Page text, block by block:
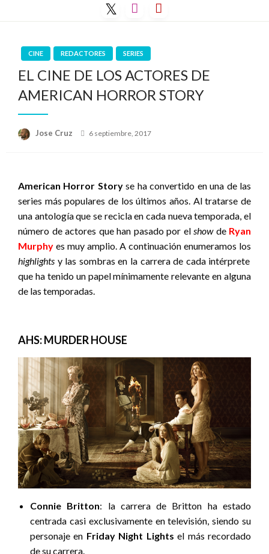
al
CINE REDACTORES SERIES
EL CINE DE LOS ACTORES DE
AMERICAN HORROR STORY
Jose Cruz
Publicado
6 septiembre, 2017
American Horror Storyse ha convertido en una de las
series más populares de los últimos años. Al tratarse de
una antología que se recicla en cada nueva temporada, el
número de actores que han pasado por el showde Ryan
Murphy es muy amplio. A continuación enumeramos los
highlights y las sombras en la carrera de cada intérprete
que ha tenido un papel mínimamente relevante en alguna
de las temporadas.
AHS: MURDER HOUSE
Connie Britton: la carrera de Britton ha estado
centrada casi exclusivamente en televisión, siendo su
personaje en Friday Night Lights el más recordado
de su carrera.